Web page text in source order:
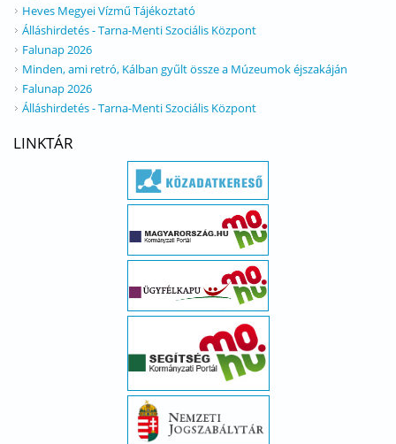
Heves Megyei Vízmű Tájékoztató
Álláshirdetés - Tarna-Menti Szociális Központ
Falunap 2026
Minden, ami retró, Kálban gyűlt össze a Múzeumok éjszakáján
Falunap 2026
Álláshirdetés - Tarna-Menti Szociális Központ
LINKTÁR